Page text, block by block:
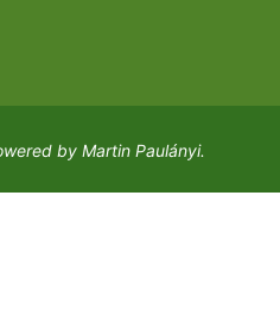
by Martin Paulányi.